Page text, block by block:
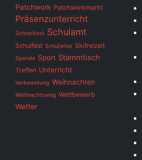
Patchwork Patchworkmarkt
Präsenzunterricht
Schnelltest Schulamt
Schulfest Schulleiter Skifreizeit
Spende Sport Stammtisch
Treffen Unterricht
Verbeamtung Weihnachten
Weihnachtsweg Wettbewerb
Wetter